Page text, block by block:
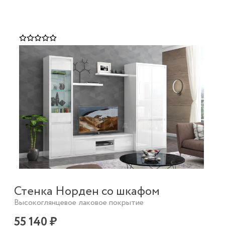
Стенка Норден со шкафом
Высокоглянцевое лаковое покрытие
55 140 ₽